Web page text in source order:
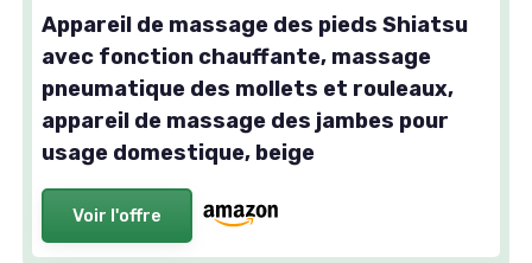
Appareil de massage des pieds Shiatsu
avec fonction chauffante, massage
pneumatique des mollets et rouleaux,
appareil de massage des jambes pour
usage domestique, beige
Voir l'offre